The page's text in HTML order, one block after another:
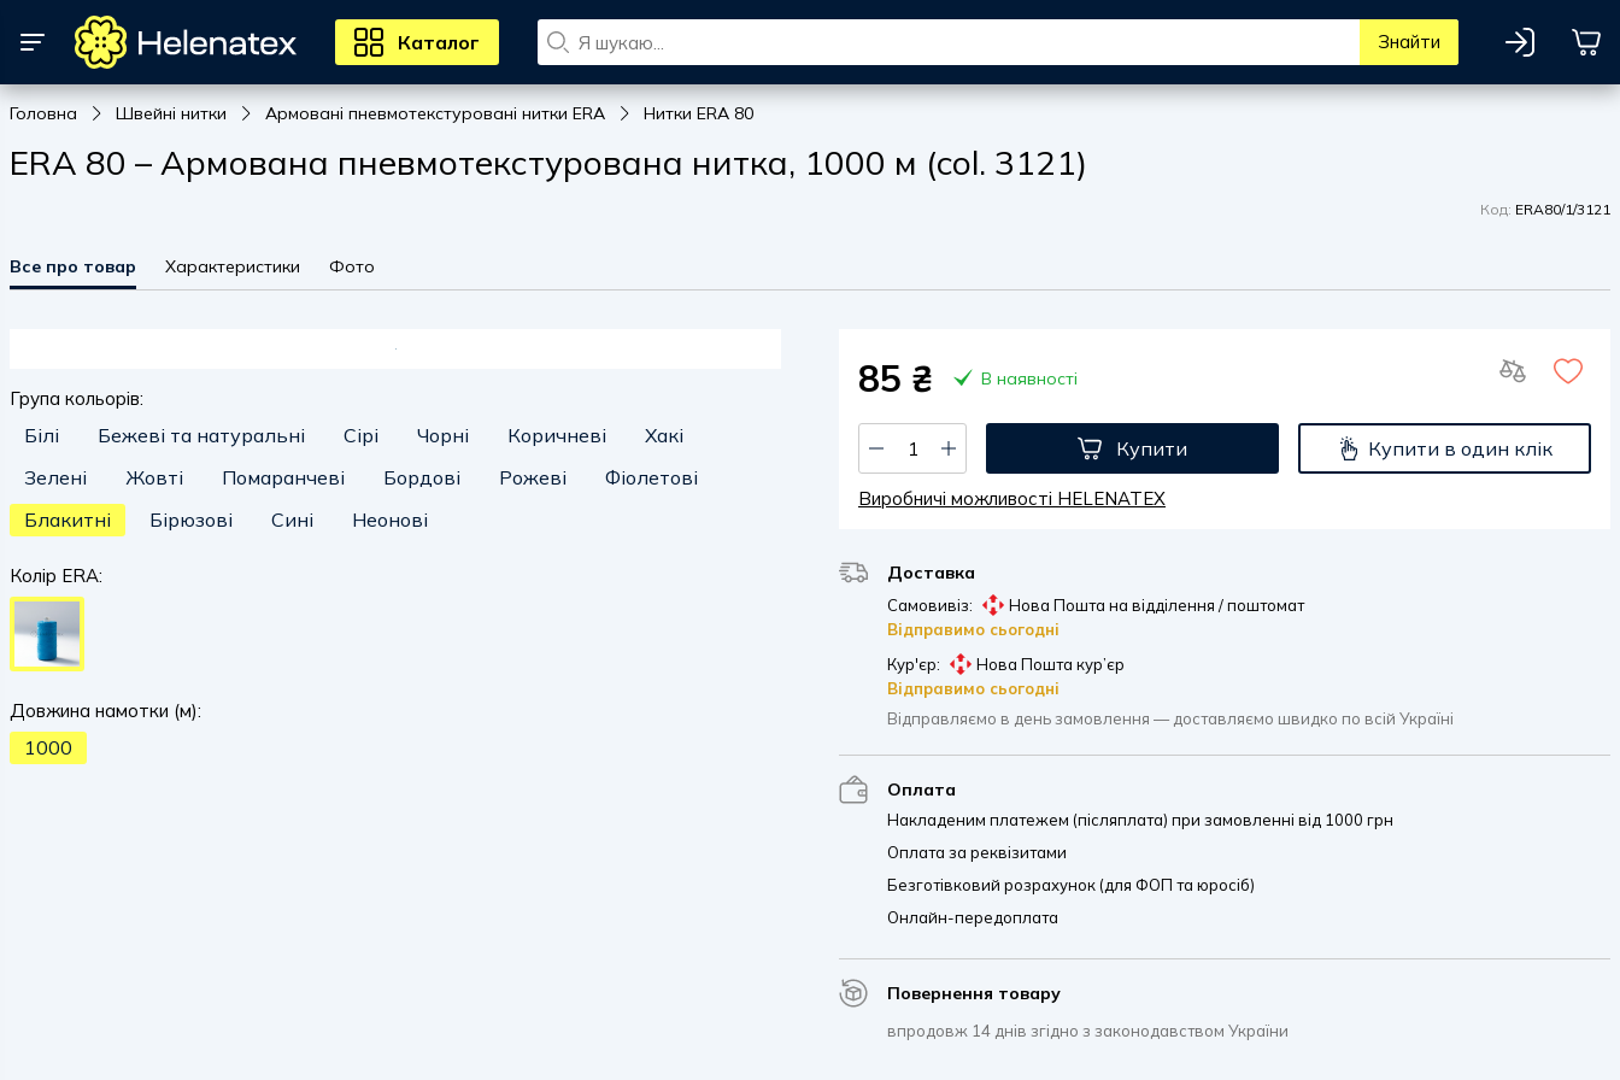
Каталог Знайти
Головна Швейні нитки Армовані пневмотекстуровані нитки ERA Нитки ERA 80
ERA 80 – Армована пневмотекстурована нитка, 1000 м (col. 3121)
Код: ERA80/1/3121
Все про товар Характеристики Фото
Група кольорів:
Білі Бежеві та натуральні Сірі Чорні Коричневі
Хакі
Зелені
Жовті Помаранчеві Бордові Рожеві
Фіолетові
Блакитні
Бірюзові Сині Неонові
Колір ERA:
Довжина намотки (м):
1000
85 ₴ В наявності
Купити Купити в один клік
Виробничі можливості HELENATEX
Доставка
Самовивіз:
Нова Пошта на відділення / поштомат
Відправимо сьогодні
Кур'єр:
Нова Пошта кур’єр
Відправимо сьогодні
Відправляємо в день замовлення — доставляємо швидко по всій Україні
Оплата
Накладеним платежем (післяплата) при замовленні від 1000 грн
Оплата за реквізитами
Безготівковий розрахунок (для ФОП та юросіб)
Онлайн-передоплата
Повернення товару
впродовж 14 днів згідно з законодавством України